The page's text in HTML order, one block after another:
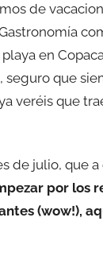
de
en
que
veréis que
de julio, que a
por los
(wow!),